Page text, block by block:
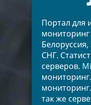
Портал для
мониторинг
СНГ.
серверов.
мониторинг.
так же